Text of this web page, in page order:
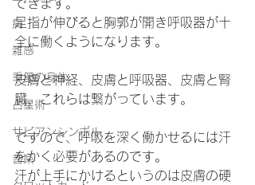
病
雑感
季節の身体
占星術
サビアンシンボル
音楽
できます。
足指が伸びると胸郭が開き呼吸器が十
全に働くようになります。
皮膚と神経、皮膚と呼吸器、皮膚と腎
臓、これらは繋がっています。
ですので、呼吸を深く働かせるには汗
をかく必要があるのです。
汗が上手にかけるというのは皮膚の硬